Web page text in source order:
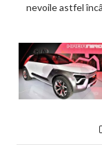
nevoile astfel